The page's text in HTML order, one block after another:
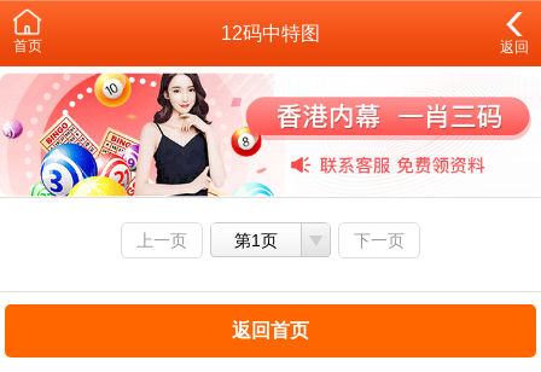
首页
12码中特图
返回
上一页 第1页 下一页
返回首页